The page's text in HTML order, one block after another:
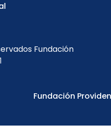
Fundación
Fundación